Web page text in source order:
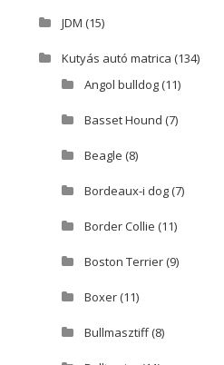
JDM (15)
Kutyás autó matrica (134)
Angol bulldog(11)
Basset Hound (7)
Beagle (8)
Bordeaux-i dog(7)
Border Collie (11)
Boston Terrier(9)
Boxer(11)
Bullmasztiff(8)